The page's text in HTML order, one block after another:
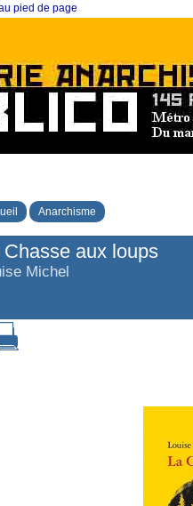
pied de page
Anarchisme
Chasse aux loups
Michel